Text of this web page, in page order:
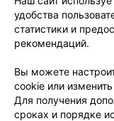
удобства
статистики и
рекомендаций.
Вы можете
cookie или
Для получения
сроках и порядке